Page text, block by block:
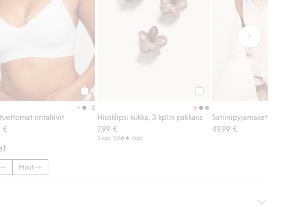
Osta
+2
rintaliivit
€
Hiusklipsi kukka, 3 kpl:n pakkaus
7,99 €
3 kpl. 2,66 € /kpl
Satiinipyjamasetti
49,99 €
Muut